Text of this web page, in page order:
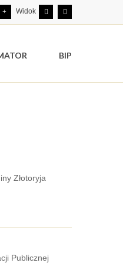
Widok
BIP
Złotoryja
Publicznej